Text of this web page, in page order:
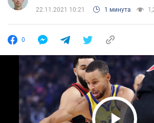
22.11.2021 10:21 1 минута
0